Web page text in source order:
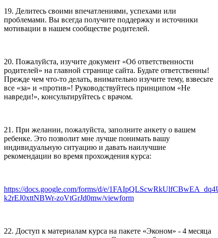
19. Делитесь своими впечатлениями, успехами или
проблемами. Вы всегда получите поддержку и источники
мотивации в нашем сообществе родителей.
20. Пожалуйста, изучите документ «Об ответственности
родителей» на главной странице сайта. Будьте ответственны!
Прежде чем что-то делать, внимательно изучите тему, взвесьте
все «за» и «против»! Руководствуйтесь принципом «Не
навреди!», консультируйтесь с врачом.
21. При желании, пожалуйста, заполните анкету о вашем
ребенке. Это позволит мне лучше понимать вашу
индивидуальную ситуацию и давать наилучшие
рекомендации во время прохождения курса:
https://docs.google.com/forms/d/e/
k2rEJ0xttNBWr-zoVtGrJd0mw/viewform
22. Доступ к материалам курса на пакете «Эконом» - 4 месяца